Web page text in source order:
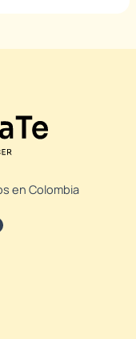
en Colombia